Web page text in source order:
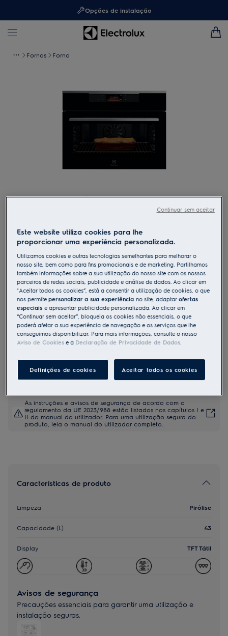
Opções de instalação
Fornos Forno
Toque para ampliar
KVEBP29X
Forno compacto Série 700
MealAssist com limpeza pirolítica
Ficha de informação do produto
Benefícios
O forno Série 700 MealAssist permite-lhe obter resultados mais
saborosos sempre
Obtenha assistência culinária responsiva com o EXCite Touch
Display.
A Cozedura Assistida define automaticamente as configurações
As instruções e avisos de segurança de acordo com o
regulamento da UE 2023/988 estão listados nos capítulos I e
II do manual do utilizador. Para uma utilização segura do
produto, leia o manual do utilizador completo.
Características de produto
Limpeza Pirólise
Capacidade (L) 43
Display TFT Tátil
Avisos de segurança
Precauções essenciais para garantir uma utilização e
instalação seguras.
Este website utiliza cookies para lhe
proporcionar uma experiência personalizada.
Utilizamos cookies e outras tecnologias semelhantes para melhorar o
nosso site, bem como para fins promocionais e de marketing. Partilhamos
também informações sobre a sua utilização do nosso site com os nossos
parceiros de redes sociais, publicidade e análise de dados. Ao clicar em
"Aceitar todos os cookies”, está a consentir a utilização de cookies, o que
nos permitepersonalizar a sua experiênciano site, adaptarofertas
especiaise apresentar publicidade personalizada. Ao clicar em
“Continuar sem aceitar”, bloqueia os cookies não essenciais, o que
poderá afetar a sua experiência de navegação e os serviços que lhe
conseguimos disponibilizar. Para mais informações, consulte o nosso
Aviso de Cookies e a Declaração de Privacidade de Dados.
Definições de cookies Aceitar todos os cookies
Continuar sem aceitar